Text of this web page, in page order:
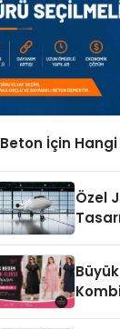
Beton İçin
Özel